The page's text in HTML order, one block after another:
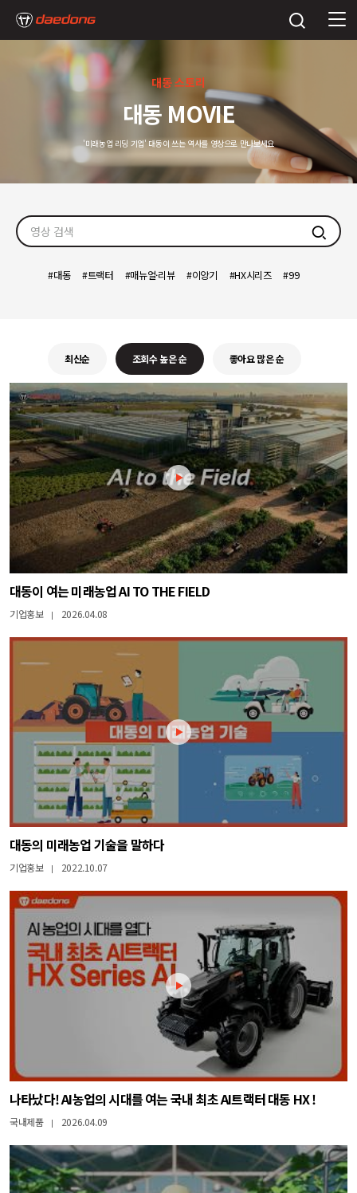
대동 스토리
대동 MOVIE
'미래농업 리딩 기업' 대동이 쓰는 역사를 영상으로 만나보세요
검색
대동 트랙터 매뉴얼·리뷰 이앙기 HX시리즈 99
최신순 조회수 높은 순 좋아요 많은 순
대동이 여는 미래농업 AI TO THE FIELD
기업홍보 | 2026.04.08
대동의 미래농업 기술을 말하다
기업홍보 | 2022.10.07
나타났다! AI농업의 시대를 여는 국내 최초 AI트랙터 대동 HX !
국내제품 | 2026.04.09